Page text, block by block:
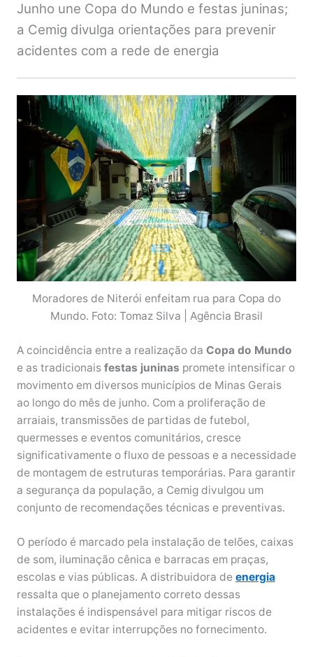
Junho une Copa do Mundo e festas juninas;
a Cemig divulga orientações para prevenir
acidentes com a rede de energia
Moradores de Niterói enfeitam rua para Copa do
Mundo. Foto: Tomaz Silva | Agência Brasil
A coincidência entre a realização da Copa do Mundo
e as tradicionaisfestas juninas promete intensificar o
movimento em diversos municípios de Minas Gerais
ao longo do mês de junho. Com a proliferação de
arraiais, transmissões de partidas de futebol,
quermesses e eventos comunitários, cresce
significativamente o fluxo de pessoas e a necessidade
de montagem de estruturas temporárias. Para garantir
a segurança da população, a Cemig divulgou um
conjunto de recomendações técnicas e preventivas.
O período é marcado pela instalação de telões, caixas
de som, iluminação cênica e barracas em praças,
escolas e vias públicas. A distribuidora de energia
ressalta que o planejamento correto dessas
instalações é indispensável para mitigar riscos de
acidentes e evitar interrupções no fornecimento.